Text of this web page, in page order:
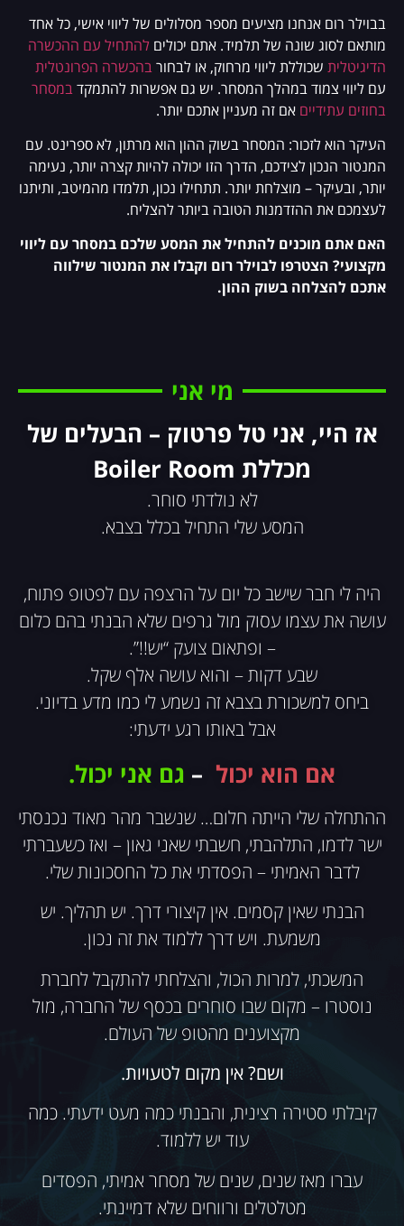
בבוילר רום אנחנו מציעים מספר מסלולים של ליווי אישי, כל אחד
מותאם לסוג שונה של תלמיד. אתם יכולים להתחיל עם ההכשרה
הדיגיטלית שכוללת ליווי מרחוק, או לבחורבהכשרה הפרונטלית
עם ליווי צמוד במהלך המסחר. יש גם אפשרות להתמקדבמסחר
בחוזים עתידיים אם זה מעניין אתכם יותר.
העיקר הוא לזכור: המסחר בשוק ההון הוא מרתון, לא ספרינט. עם
המנטור הנכון לצידכם, הדרך הזו יכולה להיות קצרה יותר, נעימה
יותר, ובעיקר – מוצלחת יותר. תתחילו נכון, תלמדו מהמיטב, ותיתנו
לעצמכם את ההזדמנות הטובה ביותר להצליח.
האם אתם מוכנים להתחיל את המסע שלכם במסחר עם ליווי
מקצועי? הצטרפו לבוילר רום וקבלו את המנטור שילווה
אתכם להצלחה בשוק ההון.
מי אני
אז היי, אני טל פרטוק – הבעלים של
מכללת Boiler Room
לא נולדתי סוחר.
המסע שלי התחיל בכלל בצבא.
היה לי חבר שישב כל יום על הרצפה עם לפטופ פתוח,
עושה את עצמו עסוק מול גרפים שלא הבנתי בהם כלום
– ופתאום צועק “יש!!”.
שבע דקות – והוא עושה אלף שקל.
ביחס למשכורת בצבא זה נשמע לי כמו מדע בדיוני.
אבל באותו רגע ידעתי:
אם הוא יכול – גם אני יכול.
ההתחלה שלי הייתה חלום… שנשבר מהר מאוד נכנסתי
ישר לדמו, התלהבתי, חשבתי שאני גאון – ואז כשעברתי
לדבר האמיתי – הפסדתי את כל החסכונות שלי.
הבנתי שאין קסמים. אין קיצורי דרך. יש תהליך. יש
משמעת. ויש דרך ללמוד את זה נכון.
המשכתי, למרות הכול, והצלחתי להתקבל לחברת
נוסטרו – מקום שבו סוחרים בכסף של החברה, מול
מקצוענים מהטופ של העולם.
ושם? אין מקום לטעויות.
קיבלתי סטירה רצינית, והבנתי כמה מעט ידעתי. כמה
עוד יש ללמוד.
עברו מאז שנים, שנים של מסחר אמיתי, הפסדים
מטלטלים ורווחים שלא דמיינתי.